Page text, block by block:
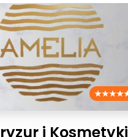
i Kosmetyki